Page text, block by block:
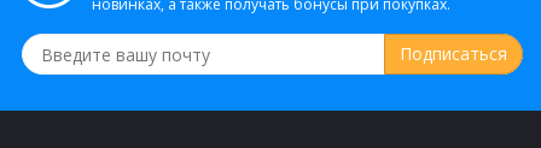
новинках, а также получать бонусы при покупках.